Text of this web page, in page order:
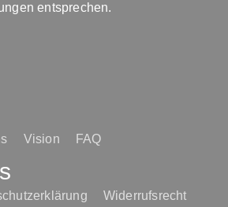
entsprechen.
Vision FAQ
Widerrufsrecht